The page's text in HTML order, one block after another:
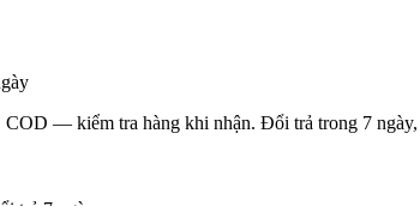
COD — kiểm tra hàng khi nhận. Đổi trả trong 7